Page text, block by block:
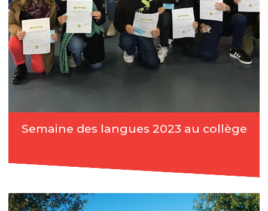
Semaine des langues 2023 au collège